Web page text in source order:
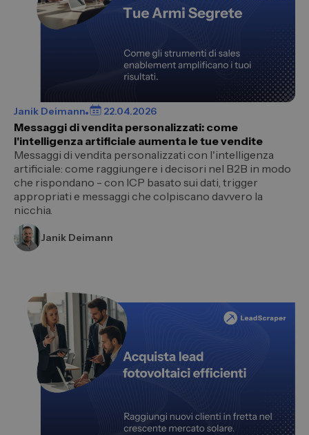
Janik Deimann 22.04.2026
Messaggi di vendita personalizzati: come
l'intelligenza artificiale aumenta le tue vendite
Messaggi di vendita personalizzati con l'intelligenza
artificiale: come raggiungere i decisori nel B2B in modo
che rispondano - con ICP basato sui dati, trigger
appropriati e messaggi che colpiscano davvero la
nicchia.
Janik Deimann